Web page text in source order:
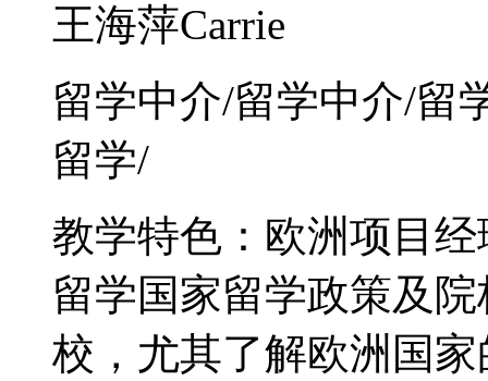
王海萍Carrie
留学中介/留学中介/留
留学/
教学特色：欧洲项目
留学国家留学政策及
校，尤其了解欧洲国